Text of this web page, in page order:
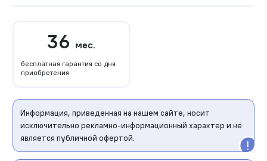
36 мес.
бесплатная гарантия со дня
приобретения
Информация, приведенная на нашем сайте, носит
исключительно рекламно-информационный характер и не
является публичной офертой.